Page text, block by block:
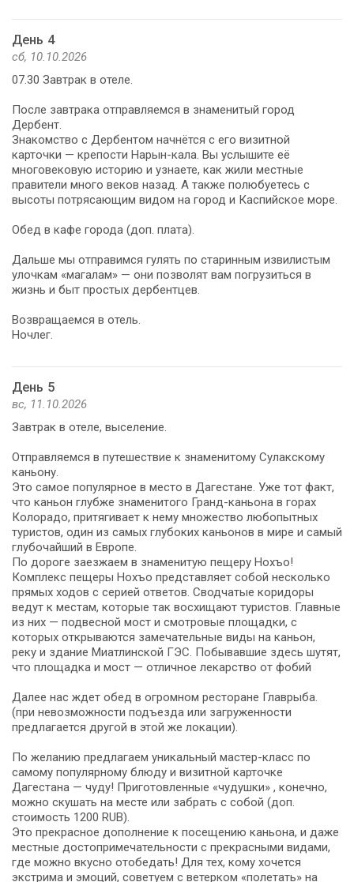
День 4
сб, 10.10.2026
07.30 Завтрак в отеле.
После завтрака отправляемся в знаменитый город
Дербент.
Знакомство с Дербентом начнётся с его визитной
карточки — крепости Нарын-кала. Вы услышите её
многовековую историю и узнаете, как жили местные
правители много веков назад. А также полюбуетесь с
высоты потрясающим видом на город и Каспийское море.
Обед в кафе города (доп. плата).
Дальше мы отправимся гулять по старинным извилистым
улочкам «магалам» — они позволят вам погрузиться в
жизнь и быт простых дербентцев.
Возвращаемся в отель.
Ночлег.
День 5
вс, 11.10.2026
Завтрак в отеле, выселение.
Отправляемся в путешествие к знаменитому Сулакскому
каньону.
Это самое популярное в место в Дагестане. Уже тот факт,
что каньон глубже знаменитого Гранд-каньона в горах
Колорадо, притягивает к нему множество любопытных
туристов, один из самых глубоких каньонов в мире и самый
глубочайший в Европе.
По дороге заезжаем в знаменитую пещеру Нохъо!
Комплекс пещеры Нохъо представляет собой несколько
прямых ходов с серией ответов. Сводчатые коридоры
ведут к местам, которые так восхищают туристов. Главные
из них — подвесной мост и смотровые площадки, с
которых открываются замечательные виды на каньон,
реку и здание Миатлинской ГЭС. Побывавшие здесь шутят,
что площадка и мост — отличное лекарство от фобий
Далее нас ждет обед в огромном ресторане Главрыба.
(при невозможности подъезда или загруженности
предлагается другой в этой же локации).
По желанию предлагаем уникальный мастер-класс по
самому популярному блюду и визитной карточке
Дагестана — чуду! Приготовленные «чудушки» , конечно,
можно скушать на месте или забрать с собой (доп.
стоимость 1200 RUB).
Это прекрасное дополнение к посещению каньона, и даже
местные достопримечательности с прекрасными видами,
где можно вкусно отобедать! Для тех, кому хочется
экстрима и эмоций, советуем с ветерком «полетать» на